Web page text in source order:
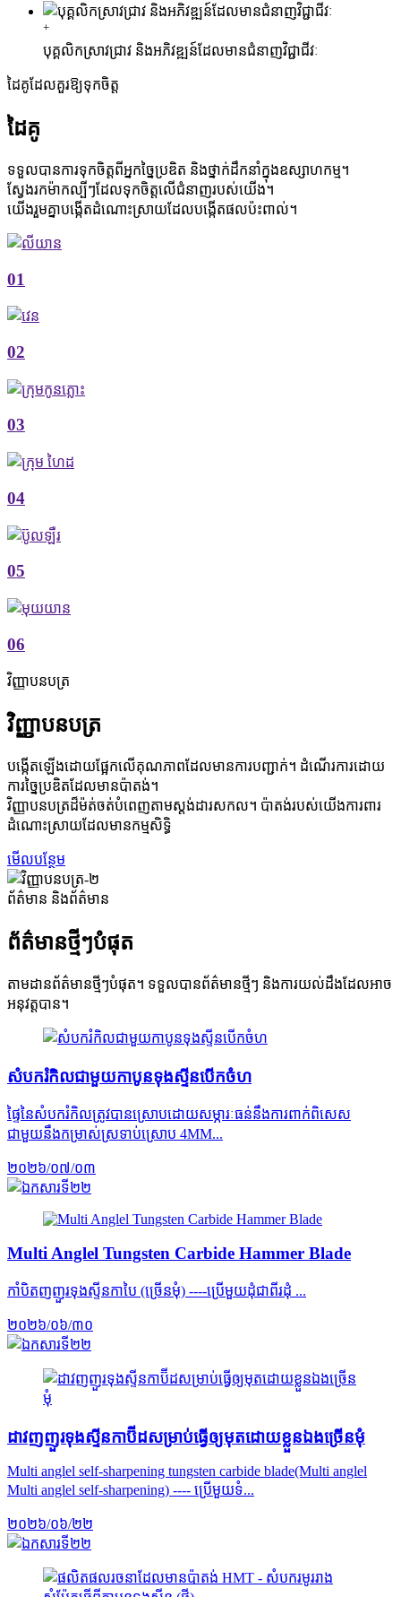
+
បុគ្គលិកស្រាវជ្រាវ និងអភិវឌ្ឍន៍ដែលមានជំនាញវិជ្ជាជីវៈ
ដៃគូដែលគួរឱ្យទុកចិត្ត
ដៃគូ
ទទួលបានការទុកចិត្តពីអ្នកច្នៃប្រឌិត និងថ្នាក់ដឹកនាំក្នុងឧស្សាហកម្ម។
ស្វែងរកម៉ាកល្បីៗដែលទុកចិត្តលើជំនាញរបស់យើង។
យើងរួមគ្នាបង្កើតដំណោះស្រាយដែលបង្កើតផលប៉ះពាល់។
01
02
03
04
05
06
វិញ្ញាបនបត្រ
វិញ្ញាបនបត្រ
បង្កើតឡើងដោយផ្អែកលើគុណភាពដែលមានការបញ្ជាក់។ ដំណើរការដោយ
ការច្នៃប្រឌិតដែលមានប៉ាតង់។
វិញ្ញាបនបត្រដ៏ម៉ត់ចត់បំពេញតាមស្តង់ដារសកល។ ប៉ាតង់របស់យើងការពារ
ដំណោះស្រាយដែលមានកម្មសិទ្ធិ
មើលបន្ថែម
ព័ត៌មាន និង​ព័ត៌មាន
ព័ត៌មានថ្មីៗបំផុត
តាមដានព័ត៌មានថ្មីៗបំផុត។ ទទួលបានព័ត៌មានថ្មីៗ និងការយល់ដឹងដែលអាច
អនុវត្តបាន។
សំបករំកិលជាមួយកាបូនទុងស្ទីនបើកចំហ
ផ្ទៃនៃសំបករំកិលត្រូវបានស្រោបដោយសម្ភារៈធន់នឹងការពាក់ពិសេស
ជាមួយនឹងកម្រាស់ស្រទាប់ស្រោប 4MM...
២០២៦/០៧/០៣
Multi Anglel Tungsten Carbide Hammer Blade
កាំបិតញញួរទុងស្ទីនកាបៃ (ច្រើនមុំ) ----ប្រើមួយដុំជាពីរដុំ ...
២០២៦/០៦/៣០
ដាវញញួរ​ទុងស្ទីន​កាប៊ីដ​សម្រាប់​ធ្វើ​ឲ្យ​មុត​ដោយ​ខ្លួន​ឯង​ច្រើន​មុំ
Multi anglel self-sharpening tungsten carbide blade(Multi anglel
Multi anglel self-sharpening) ---- ប្រើមួយទំ...
២០២៦/០៦/២២